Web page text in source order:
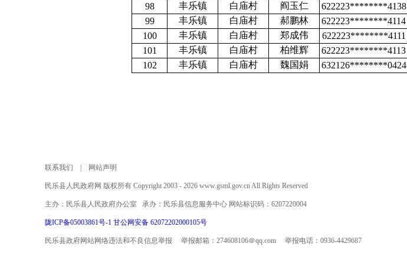
98
丰乐镇 白庙村 阎玉仁 622223********4138
99
丰乐镇 白庙村 郝鹏林 622223********4114
100
丰乐镇 白庙村 郑成伟 622223********4111
101
丰乐镇 白庙村 柏维辉 622223********4113
102
丰乐镇 白庙村 魏国娟 632126********0424
联系我们 网站声明
民乐县人民政府网 版权所有 Copyright 2003 - 2026 www.gsml.gov.cn All Rights Reserved
主办：民乐县人民政府办公室 承办：民乐县信息服务中心 网站标识码：6207220004
陇ICP备05003861号-1 甘公网安备 62072202000105号
民乐县政府网站网络违法和不良信息举报 举报邮箱：274608106＠qq.com 举报电话：0936-4429687